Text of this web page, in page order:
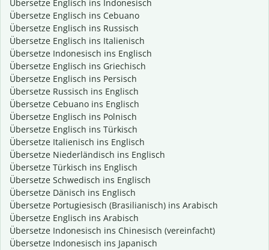
Übersetze Englisch ins Indonesisch
Übersetze Englisch ins Cebuano
Übersetze Englisch ins Russisch
Übersetze Englisch ins Italienisch
Übersetze Indonesisch ins Englisch
Übersetze Englisch ins Griechisch
Übersetze Englisch ins Persisch
Übersetze Russisch ins Englisch
Übersetze Cebuano ins Englisch
Übersetze Englisch ins Polnisch
Übersetze Englisch ins Türkisch
Übersetze Italienisch ins Englisch
Übersetze Niederländisch ins Englisch
Übersetze Türkisch ins Englisch
Übersetze Schwedisch ins Englisch
Übersetze Dänisch ins Englisch
Übersetze Portugiesisch (Brasilianisch) ins Arabisch
Übersetze Englisch ins Arabisch
Übersetze Indonesisch ins Chinesisch (vereinfacht)
Übersetze Indonesisch ins Japanisch